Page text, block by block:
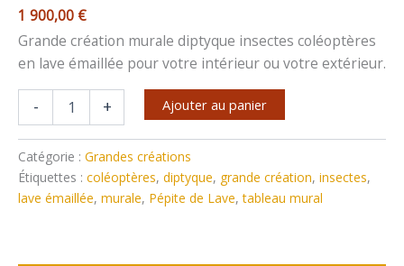
1 900,00 €
Grande création murale diptyque insectes coléoptères
en lave émaillée pour votre intérieur ou votre extérieur.
- + Ajouter au panier
Catégorie : Grandes créations
Étiquettes : coléoptères, diptyque, grande création, insectes,
lave émaillée, murale, Pépite de Lave,tableau mural